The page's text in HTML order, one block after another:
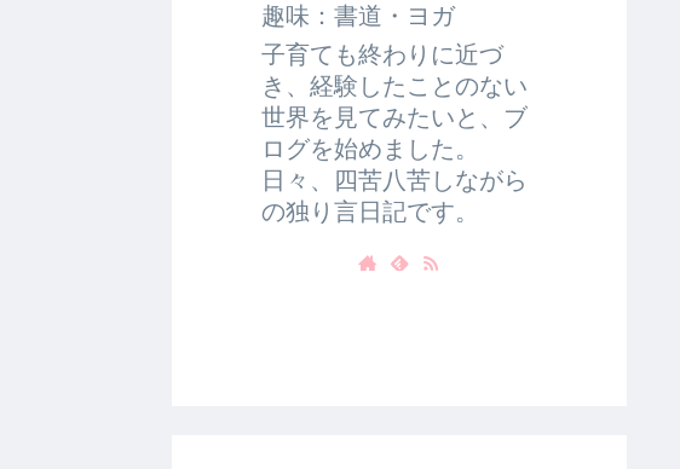
趣味：書道・ヨガ
子育ても終わりに近づ
き、経験したことのない
世界を見てみたいと、ブ
ログを始めました。
日々、四苦八苦しながら
の独り言日記です。